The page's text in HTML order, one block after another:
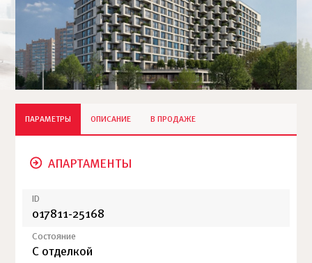
ПАРАМЕТРЫ ОПИСАНИЕ В ПРОДАЖЕ
АПАРТАМЕНТЫ
ID
017811-25168
Состояние
С отделкой